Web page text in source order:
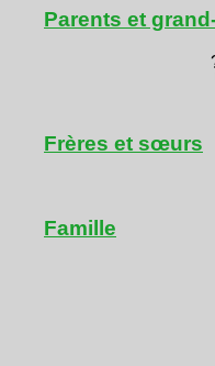
Parents et
Frères et sœurs
Famille